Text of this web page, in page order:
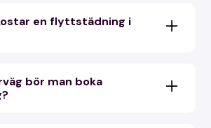
en flyttstädning i
och städningens omfattning.
timpris och fasta priser. Glöm
bör man boka